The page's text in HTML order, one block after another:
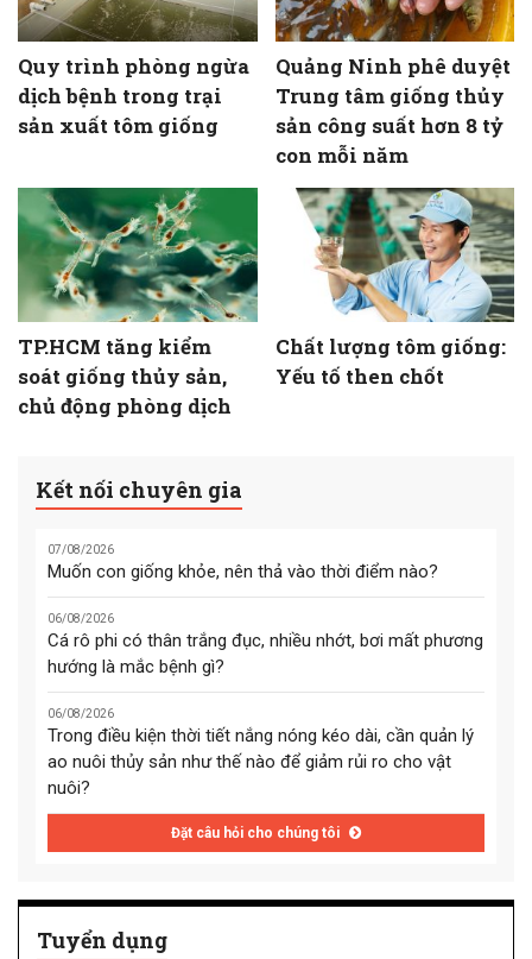
Quy trình phòng ngừa
dịch bệnh trong trại
sản xuất tôm giống
Quảng Ninh phê duyệt
Trung tâm giống thủy
sản công suất hơn 8 tỷ
con mỗi năm
TP.HCM tăng kiểm
soát giống thủy sản,
chủ động phòng dịch
Chất lượng tôm giống:
Yếu tố then chốt
Kết nối chuyên gia
07/08/2026
Muốn con giống khỏe, nên thả vào thời điểm nào?
06/08/2026
Cá rô phi có thân trắng đục, nhiều nhớt, bơi mất phương
hướng là mắc bệnh gì?
06/08/2026
Trong điều kiện thời tiết nắng nóng kéo dài, cần quản lý
ao nuôi thủy sản như thế nào để giảm rủi ro cho vật
nuôi?
Đặt câu hỏi cho chúng tôi
Tuyển dụng